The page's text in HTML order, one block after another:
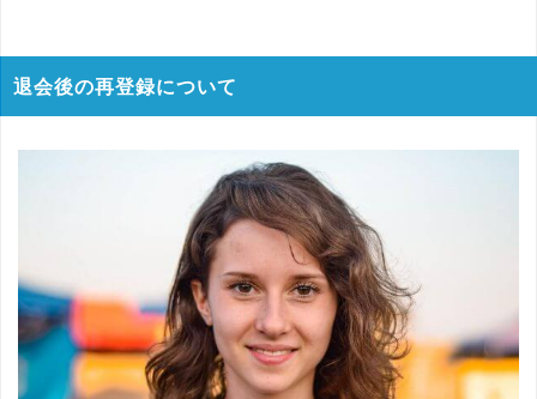
退会後の再登録について